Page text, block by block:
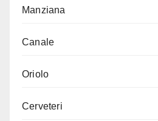
Manziana
Canale
Oriolo
Cerveteri